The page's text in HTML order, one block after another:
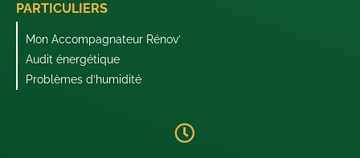
PARTICULIERS
Mon Accompagnateur Rénov’
Audit énergétique
Problèmes d’humidité